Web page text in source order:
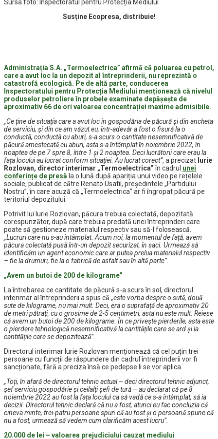
Sursa foto: Inspectoratul pentru Protecția Mediului
Susține Ecopresa, distribuie!
Administrația S.A. „Termoelectrica” afirmă că poluarea cu petrol,
care a avut loc la un depozit al întreprinderii, nu reprezintă o
catastrofă ecologică. Pe de altă parte, conducerea
Inspectoratului pentru Protecția Mediului menționează că nivelul
produselor petroliere în probele examinate depășește de
aproximativ 66 de ori valoarea concentrației maxime admisibile.
„Ce ține de situația care a avut loc în gospodăria de păcură și din ancheta
de serviciu, și din ce am văzut eu, într-adevăr a fost o fisură la o
conductă, conductă cu aburi, s-a scurs o cantitate nesemnificativă de
păcură amestecată cu aburi, asta s-a întâmplat în noiembrie 2022, în
noaptea de pe 7 spre 8, între 1 și 2 noaptea. Deci lucrătorii care erau la
fața locului au lucrat conform situației. Au lucrat corect”, a precizat Iurie
Rozlovan, director interimar „Termoelectrica”în cadrul unei
conferințe de presă la o lună după apariția unui video pe rețelele
sociale, publicat de către Renato Usatîi, președintele „Partidului
Nostru”, în care acuză că „Termoelectrica” ar fi îngropat păcură pe
teritoriul depozitului.
Potrivit lui Iurie Rozlovan, păcura trebuia colectată, depozitată
corespunzător, după care trebuia predată unei întreprinderi care
poate să gestioneze materialul respectiv sau să-l folosească.
„Lucruri care nu s-au întâmplat. Acum noi, la momentul de față, avem
păcura colectată pusă într-un depozit securizat, în saci. Urmează să
identificăm un agent economic care ar putea prelua materialul respectiv
– fie la drumuri, fie la o fabrică de asfalt sau în altă parte”.
„Avem un butoi de 200 de kilograme”
La întrebarea ce cantitate de păcură s-a scurs în sol, directorul
interimar al întreprinderii a spus că „este vorba despre o sută, două
sute de kilograme, nu mai mult. Deci, era o suprafață de aproximativ 20
de metri pătrați, cu o grosime de 2-5 centimetri, asta nu este mult. Reiese
că avem un butoi de 200 de kilograme. În ce privește pierderile, asta este
o pierdere tehnologică nesemnificativă la cantitățile care se ard și la
cantitățile care se depozitează”.
Directorul interimar Iurie Rozlovan menționează că cel puțin trei
persoane cu funcții de răspundere din cadrul întreprinderii vor fi
sancționate, fără a preciza însă ce pedepse li se vor aplica.
„Toți, în afară de directorul tehnic actual – deci directorul tehnic adjunct,
șef serviciu gospodărie și ceilalți șefi de tură – au declarat că pe 8
noiembrie 2022 au fost la fața locului ca să vadă ce s-a întâmplat, să ia
decizii. Directorul tehnic declară că nu a fost, atunci eu fac concluzia că
cineva minte, trei-patru persoane spun că au fost și o persoană spune că
nu a fost, urmează să vedem cum clarificăm acest lucru”.
20.000 de lei – valoarea prejudiciului cauzat mediului